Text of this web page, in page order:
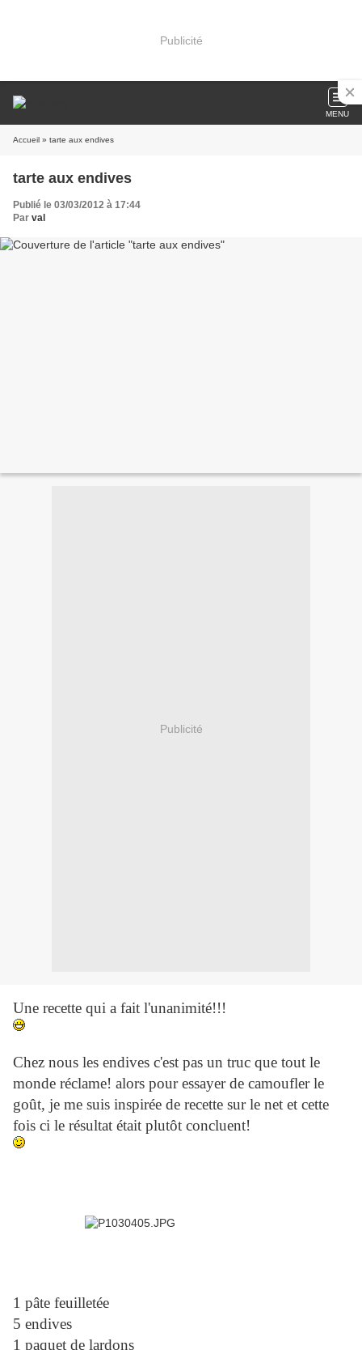
Publicité
MENU
Accueil » tarte aux endives
tarte aux endives
Publié le 03/03/2012 à 17:44
Par val
Publicité
Une recette qui a fait l'unanimité!!!
Chez nous les endives c'est pas un truc que tout le
monde réclame! alors pour essayer de camoufler le
goût, je me suis inspirée de recette sur le net et cette
fois ci le résultat était plutôt concluent!
1 pâte feuilletée
5 endives
1 paquet de lardons